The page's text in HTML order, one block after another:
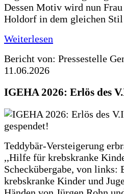
Dessen Motiv wird nun
Holdorf in dem gleichen Stil
Weiterlesen
Bericht von: Pressestelle
11.06.2026
IGEHA 2026: Erlös des
Teddybär-Versteigerung
,,Hilfe für krebskranke
Scheckübergabe, von
krebskranke Kinder und